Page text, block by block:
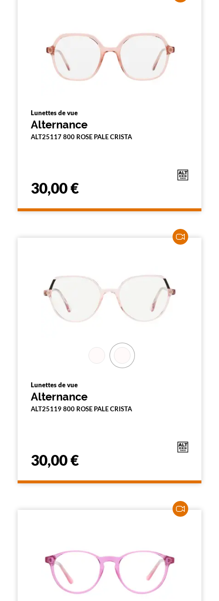
Lunettes de vue
Alternance
ALT25117 800 ROSE PALE CRISTA
30,00 €
Lunettes de vue
Alternance
ALT25119 800 ROSE PALE CRISTA
30,00 €